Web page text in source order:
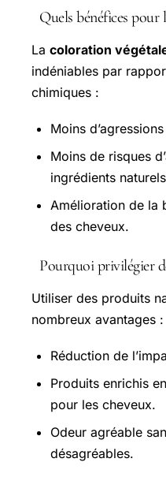
Quels bénéfices pour
La coloration
indéniables par
chimiques :
Moins
Moins de risques
ingrédients
Amélioration de la
des cheveux.
Pourquoi privilégier
Utiliser des produits
nombreux avantages :
Réduction de
Produits enrichis
pour les cheveux.
Odeur agréable
désagréables.